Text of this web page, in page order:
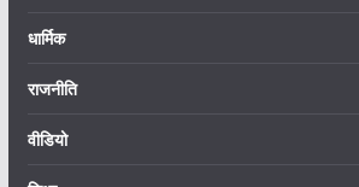
धार्मिक
राजनीति
वीडियो